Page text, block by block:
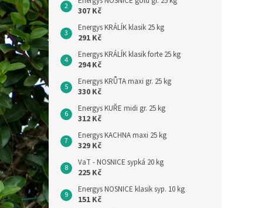
307 Kč
Energys KRÁLÍK klasik 25 kg
291 Kč
Energys KRÁLÍK klasik forte 25 kg
294 Kč
Energys KRŮTA maxi gr. 25 kg
330 Kč
Energys KUŘE midi gr. 25 kg
312 Kč
Energys KACHNA maxi 25 kg
329 Kč
VaT - NOSNICE sypká 20 kg
225 Kč
Energys NOSNICE klasik syp. 10 kg
151 Kč